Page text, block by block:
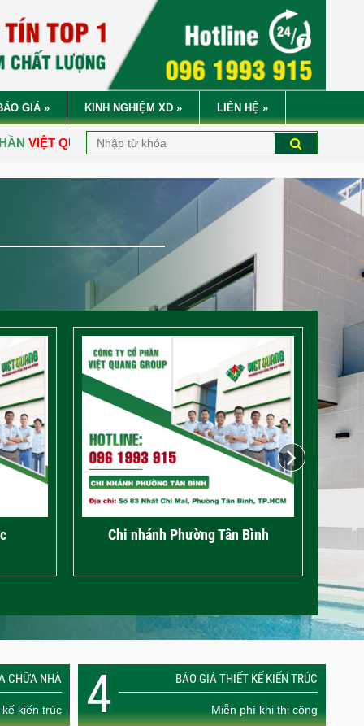
GIÁ » KINH NGHIỆM XD » LIÊN HỆ »
XIN KÍNH CHÀO QUÝ VỊ. ĐƠN GIÁ XÂY DỰNG NHÀ
Chi nhánh Phường Tân Bình
CHỮA NHÀ
kiến trúc 4 BÁO GIÁ THIẾT KẾ KIẾN TRÚC
Miễn phí khi thi công